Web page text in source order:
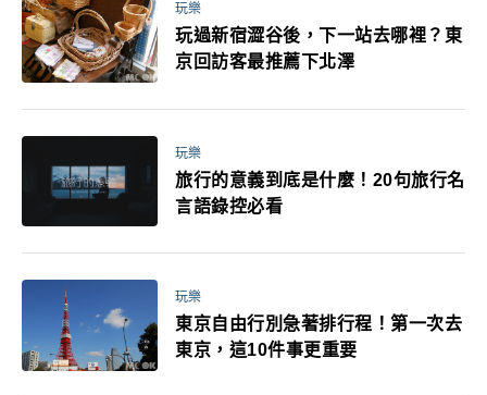
玩樂
玩過新宿澀谷後，下一站去哪裡？東
京回訪客最推薦下北澤
玩樂
旅行的意義到底是什麼！20句旅行名
言語錄控必看
玩樂
東京自由行別急著排行程！第一次去
東京，這10件事更重要